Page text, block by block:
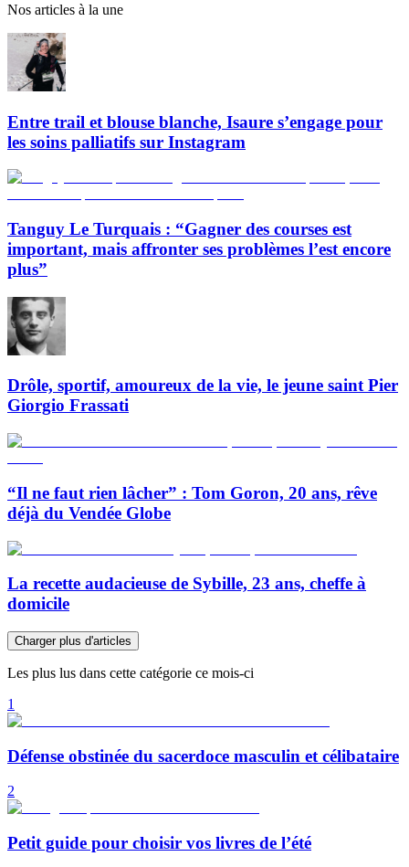
Nos articles à la une
Entre trail et blouse blanche, Isaure s’engage pour
les soins palliatifs sur Instagram
Tanguy Le Turquais : “Gagner des courses est
important, mais affronter ses problèmes l’est encore
plus”
Drôle, sportif, amoureux de la vie, le jeune saint Pier
Giorgio Frassati
“Il ne faut rien lâcher” : Tom Goron, 20 ans, rêve
déjà du Vendée Globe
La recette audacieuse de Sybille, 23 ans, cheffe à
domicile
Charger plus d'articles
Les plus lus dans cette catégorie ce mois-ci
1
Défense obstinée du sacerdoce masculin et célibataire
2
Petit guide pour choisir vos livres de l’été